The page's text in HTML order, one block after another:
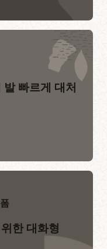
빠르게 대처
한 대화형